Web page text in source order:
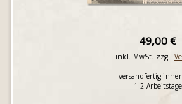
49,00 €
inkl. MwSt. zzgl.
versandfertig
1-2 Arbeitstage